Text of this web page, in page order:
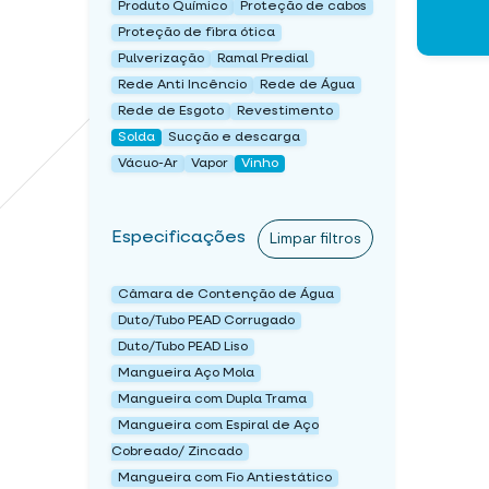
Produto Químico
Proteção de cabos
Proteção de fibra ótica
Pulverização
Ramal Predial
Rede Anti Incêncio
Rede de Água
Rede de Esgoto
Revestimento
Solda
Sucção e descarga
Vácuo-Ar
Vapor Vinho
Especificações Limpar filtros
Câmara de Contenção de Água
Duto/Tubo PEAD Corrugado
Duto/Tubo PEAD Liso
Mangueira Aço Mola
Mangueira com Dupla Trama
Mangueira com Espiral de Aço
Cobreado/ Zincado
Mangueira com Fio Antiestático